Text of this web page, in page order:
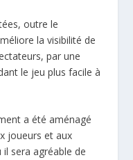
outre le
la visibilité de
par une
le jeu plus facile à
a été aménagé
joueurs et aux
sera agréable de